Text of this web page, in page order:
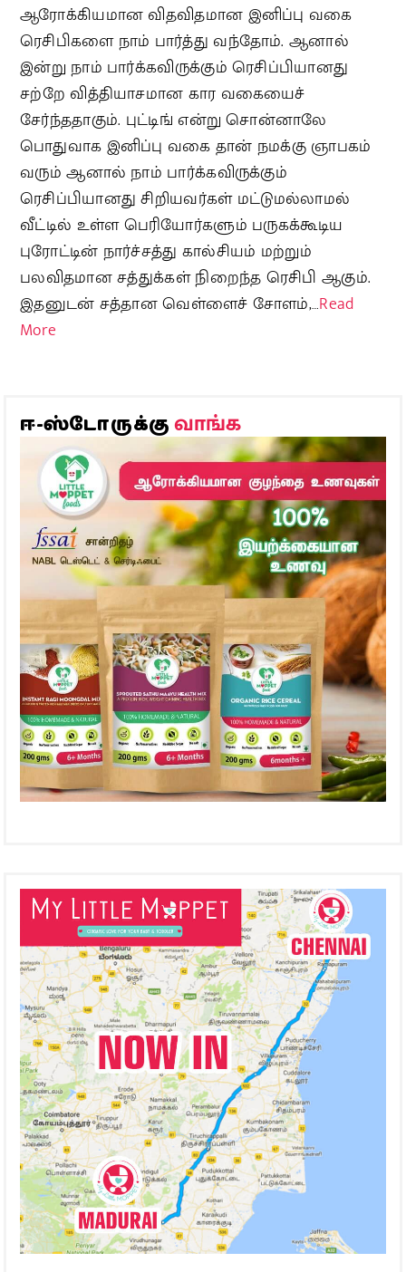
ஆரோக்கியமான விதவிதமான இனிப்பு வகை
ரெசிபிகளை நாம் பார்த்து வந்தோம். ஆனால்
இன்று நாம் பார்க்கவிருக்கும் ரெசிப்பியானது
சற்றே வித்தியாசமான கார வகையைச்
சேர்ந்ததாகும். புட்டிங் என்று சொன்னாலே
பொதுவாக இனிப்பு வகை தான் நமக்கு ஞாபகம்
வரும் ஆனால் நாம் பார்க்கவிருக்கும்
ரெசிப்பியானது சிறியவர்கள் மட்டுமல்லாமல்
வீட்டில் உள்ள பெரியோர்களும் பருகக்கூடிய
புரோட்டின் நார்ச்சத்து கால்சியம் மற்றும்
பலவிதமான சத்துக்கள் நிறைந்த ரெசிபி ஆகும்.
இதனுடன் சத்தான வெள்ளைச் சோளம்,…Read
More
ஈ-ஸ்டோருக்குவாங்க